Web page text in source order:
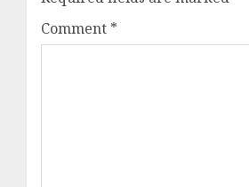
Comment *